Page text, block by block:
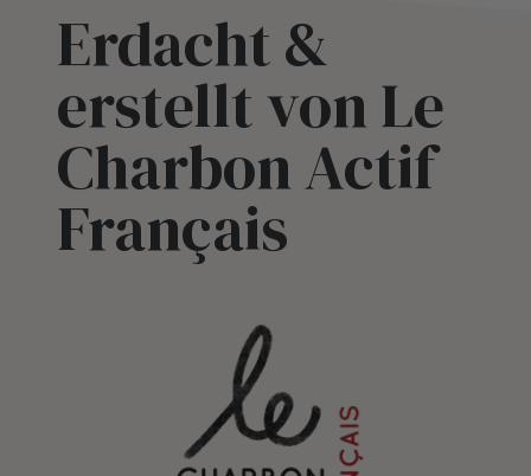
Erdacht &
erstellt von Le
Charbon Actif
Français